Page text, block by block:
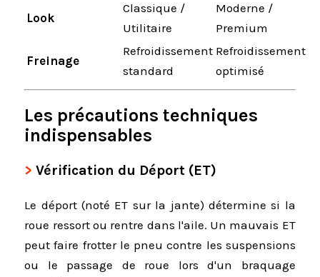
Look
Classique /
Utilitaire
Moderne /
Premium
Freinage
Refroidissement
standard
Refroidissement
optimisé
Les précautions techniques
indispensables
Vérification du Déport (ET)
Le déport (noté ET sur la jante) détermine si la
roue ressort ou rentre dans l'aile. Un mauvais ET
peut faire frotter le pneu contre les suspensions
ou le passage de roue lors d'un braquage